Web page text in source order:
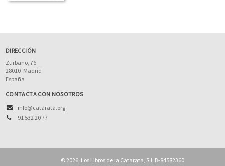
DIRECCIÓN
Zurbano, 76
28010 Madrid
España
CONTACTA CON NOSOTROS
info@catarata.org
91 532 20 77
© 2026, Los Libros de la Catarata, S.L B-84582360